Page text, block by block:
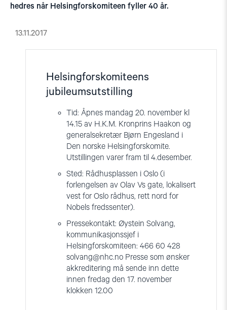
hedres når Helsingforskomiteen fyller 40 år.
13.11.2017
Helsingforskomiteens
jubileumsutstilling
Tid: Åpnes mandag 20. november kl
14.15 av H.K.M. Kronprins Haakon og
generalsekretær Bjørn Engesland i
Den norske Helsingforskomite.
Utstillingen varer fram til 4.desember.
Sted: Rådhusplassen i Oslo (i
forlengelsen av Olav Vs gate, lokalisert
vest for Oslo rådhus, rett nord for
Nobels fredssenter).
Pressekontakt: Øystein Solvang,
kommunikasjonssjef i
Helsingforskomiteen: 466 60 428
solvang@nhc.no Presse som ønsker
akkreditering må sende inn dette
innen fredag den 17. november
klokken 12.00